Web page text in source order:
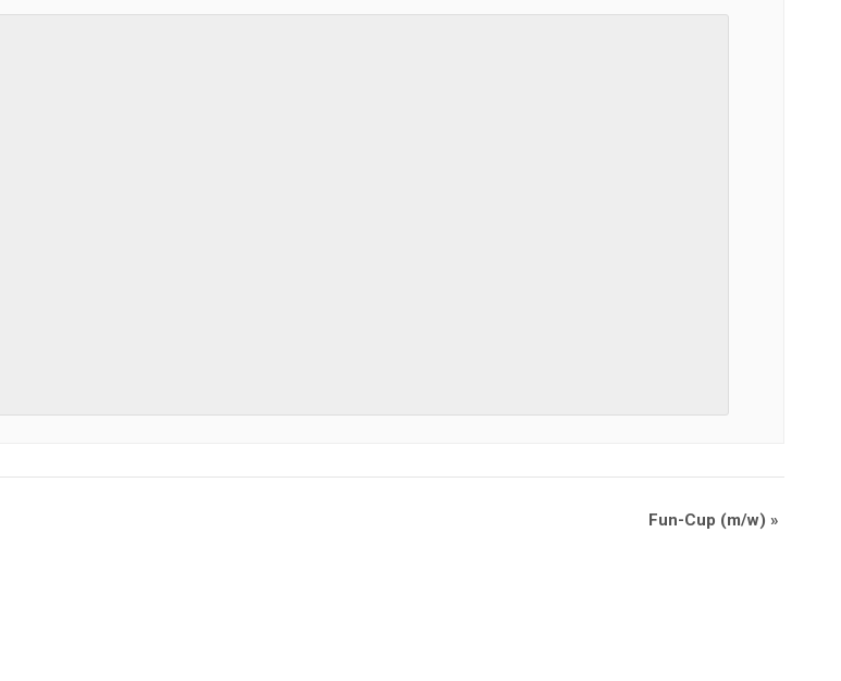
Fun-Cup (m/w) »